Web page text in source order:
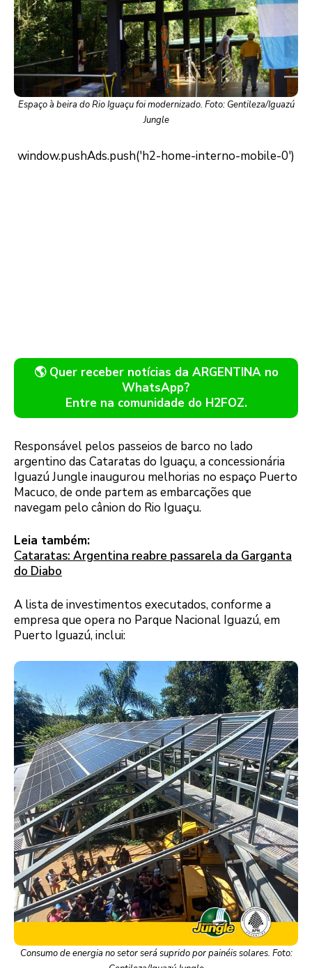
Espaço à beira do Rio Iguaçu foi modernizado. Foto: Gentileza/Iguazú
Jungle
🌎 Quer receber notícias da ARGENTINA no
WhatsApp?
Entre na comunidade do H2FOZ.
Responsável pelos passeios de barco no lado
argentino das Cataratas do Iguaçu, a concessionária
Iguazú Jungle inaugurou melhorias no espaço Puerto
Macuco, de onde partem as embarcações que
navegam pelo cânion do Rio Iguaçu.
Leia também:
Cataratas: Argentina reabre passarela da Garganta
do Diabo
A lista de investimentos executados, conforme a
empresa que opera no Parque Nacional Iguazú, em
Puerto Iguazú, inclui:
Consumo de energia no setor será suprido por painéis solares. Foto: